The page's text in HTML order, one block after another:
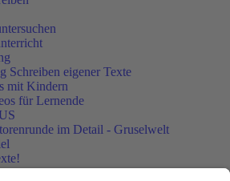
Schreiben eigener Texte
mit Kindern
für Lernende
im Detail - Gruselwelt
Grundschule